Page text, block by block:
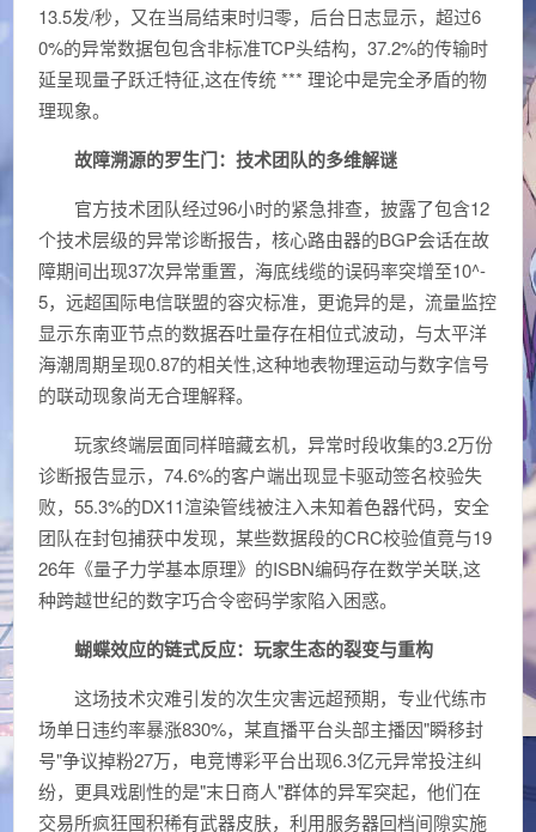
13.5发/秒，又在当局结束时归零，后台日志显示，超过6
0%的异常数据包包含非标准TCP头结构，37.2%的传输时
延呈现量子跃迁特征,这在传统 *** 理论中是完全矛盾的物
理现象。
故障溯源的罗生门：技术团队的多维解谜
官方技术团队经过96小时的紧急排查，披露了包含12
个技术层级的异常诊断报告，核心路由器的BGP会话在故
障期间出现37次异常重置，海底线缆的误码率突增至10^-
5，远超国际电信联盟的容灾标准，更诡异的是，流量监控
显示东南亚节点的数据吞吐量存在相位式波动，与太平洋
海潮周期呈现0.87的相关性,这种地表物理运动与数字信号
的联动现象尚无合理解释。
玩家终端层面同样暗藏玄机，异常时段收集的3.2万份
诊断报告显示，74.6%的客户端出现显卡驱动签名校验失
败，55.3%的DX11渲染管线被注入未知着色器代码，安全
团队在封包捕获中发现，某些数据段的CRC校验值竟与19
26年《量子力学基本原理》的ISBN编码存在数学关联,这
种跨越世纪的数字巧合令密码学家陷入困惑。
蝴蝶效应的链式反应：玩家生态的裂变与重构
这场技术灾难引发的次生灾害远超预期，专业代练市
场单日违约率暴涨830%，某直播平台头部主播因"瞬移封
号"争议掉粉27万，电竞博彩平台出现6.3亿元异常投注纠
纷，更具戏剧性的是"末日商人"群体的异军突起，他们在
交易所疯狂囤积稀有武器皮肤，利用服务器回档间隙实施